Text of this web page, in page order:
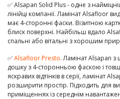
✅ Alsapan Solid Plus - одне з
лінійці компанії. Ламінат Alsafloor
має 4-сторонні фаски. Візитною
блиск поверхні. Найбільш вдало
спальні або вітальні з хорошим
✅Alsafloor Presto. Ламінат Alsapan з
дошку з 4-сторонньою фаскою і
яскравих відтінків в серії, ламінат
розширити простір. Підходить для
приміщеннях із середнім